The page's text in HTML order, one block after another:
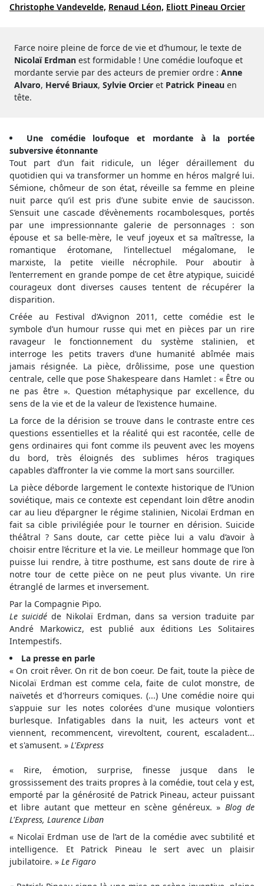
Christophe Vandevelde, Renaud Léon, Eliott Pineau Orcier
Farce noire pleine de force de vie et d’humour, le texte de
Nicolaï Erdman est formidable ! Une comédie loufoque et
mordante servie par des acteurs de premier ordre : Anne
Alvaro, Hervé Briaux, Sylvie Orcier et Patrick Pineau en
tête.
Une comédie loufoque et mordante à la portée
subversive étonnante
Tout part d’un fait ridicule, un léger déraillement du
quotidien qui va transformer un homme en héros malgré lui.
Sémione, chômeur de son état, réveille sa femme en pleine
nuit parce qu’il est pris d’une subite envie de saucisson.
S’ensuit une cascade d’évènements rocambolesques, portés
par une impressionnante galerie de personnages : son
épouse et sa belle-mère, le veuf joyeux et sa maîtresse, la
romantique érotomane, l’intellectuel mégalomane, le
marxiste, la petite vieille nécrophile. Pour aboutir à
l’enterrement en grande pompe de cet être atypique, suicidé
courageux dont diverses causes tentent de récupérer la
disparition.
Créée au Festival d’Avignon 2011, cette comédie est le
symbole d’un humour russe qui met en pièces par un rire
ravageur le fonctionnement du système stalinien, et
interroge les petits travers d’une humanité abîmée mais
jamais résignée. La pièce, drôlissime, pose une question
centrale, celle que pose Shakespeare dans Hamlet : « Être ou
ne pas être ». Question métaphysique par excellence, du
sens de la vie et de la valeur de l’existence humaine.
La force de la dérision se trouve dans le contraste entre ces
questions essentielles et la réalité qui est racontée, celle de
gens ordinaires qui font comme ils peuvent avec les moyens
du bord, très éloignés des sublimes héros tragiques
capables d’affronter la vie comme la mort sans sourciller.
La pièce déborde largement le contexte historique de l’Union
soviétique, mais ce contexte est cependant loin d’être anodin
car au lieu d’épargner le régime stalinien, Nicolaï Erdman en
fait sa cible privilégiée pour le tourner en dérision. Suicide
théâtral ? Sans doute, car cette pièce lui a valu d’avoir à
choisir entre l’écriture et la vie. Le meilleur hommage que l’on
puisse lui rendre, à titre posthume, est sans doute de rire à
notre tour de cette pièce on ne peut plus vivante. Un rire
étranglé de larmes et inversement.
Par la Compagnie Pipo.
Le suicidé de Nikolaï Erdman, dans sa version traduite par
André Markowicz, est publié aux éditions Les Solitaires
Intempestifs.
La presse en parle
« On croit rêver. On rit de bon coeur. De fait, toute la pièce de
Nicolaï Erdman est comme cela, faite de culot monstre, de
naïvetés et d'horreurs comiques. (...) Une comédie noire qui
s'appuie sur les notes colorées d'une musique volontiers
burlesque. Infatigables dans la nuit, les acteurs vont et
viennent, recommencent, virevoltent, courent, escaladent...
et s'amusent. » L'Express
« Rire, émotion, surprise, finesse jusque dans le
grossissement des traits propres à la comédie, tout cela y est,
emporté par la générosité de Patrick Pineau, acteur puissant
et libre autant que metteur en scène généreux. » Blog de
L'Express, Laurence Liban
« Nicolaï Erdman use de l’art de la comédie avec subtilité et
intelligence. Et Patrick Pineau le sert avec un plaisir
jubilatoire. » Le Figaro